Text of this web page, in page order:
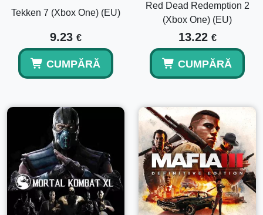
Tekken 7 (Xbox One) (EU)
9.23 €
CUMPĂRĂ
Red Dead Redemption 2
(Xbox One) (EU)
13.22 €
CUMPĂRĂ